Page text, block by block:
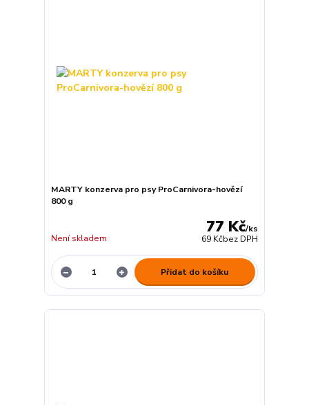
MARTY konzerva pro psy ProCarnivora-hovězí
800 g
77 Kč/ks
69 Kčbez DPH
Není skladem
Přidat do košíku